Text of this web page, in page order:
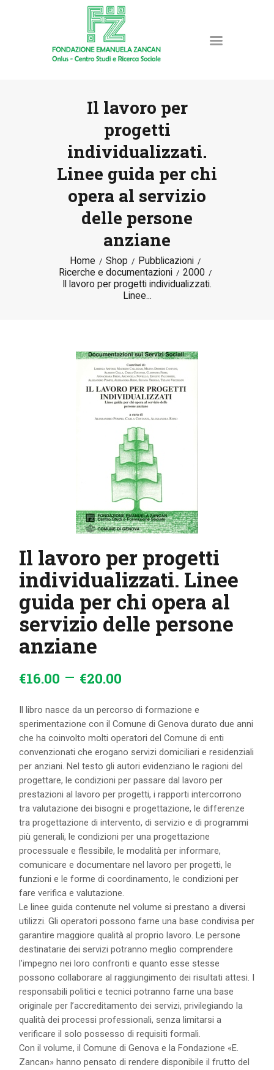
Il lavoro per
progetti
individualizzati.
Linee guida per chi
opera al servizio
delle persone
anziane
Home Shop
Pubblicazioni
Ricerche e documentazioni
2000
Il lavoro per progetti individualizzati.
Linee...
LA FONDAZIONE
ATTIVITÀ E PROGETTI
PUBBLICAZIONI
RISORSE
DONA ORA
CONTATTI
IL MIO ACCOUNT
Il lavoro per progetti
individualizzati. Linee
guida per chi opera al
servizio delle persone
anziane
€16.00 – €20.00
Il libro nasce da un percorso di formazione e
sperimentazione con il Comune di Genova durato due anni
che ha coinvolto molti operatori del Comune di enti
convenzionati che erogano servizi domiciliari e residenziali
per anziani. Nel testo gli autori evidenziano le ragioni del
progettare, le condizioni per passare dal lavoro per
prestazioni al lavoro per progetti, i rapporti intercorrono
tra valutazione dei bisogni e progettazione, le differenze
tra progettazione di intervento, di servizio e di programmi
più generali, le condizioni per una progettazione
processuale e flessibile, le modalità per informare,
comunicare e documentare nel lavoro per progetti, le
funzioni e le forme di coordinamento, le condizioni per
fare verifica e valutazione.
Le linee guida contenute nel volume si prestano a diversi
utilizzi. Gli operatori possono farne una base condivisa per
garantire maggiore qualità al proprio lavoro. Le persone
destinatarie dei servizi potranno meglio comprendere
l’impegno nei loro confronti e quanto esse stesse
possono collaborare al raggiungimento dei risultati attesi. I
responsabili politici e tecnici potranno farne una base
originale per l’accreditamento dei servizi, privilegiando la
qualità dei processi professionali, senza limitarsi a
verificare il solo possesso di requisiti formali.
Con il volume, il Comune di Genova e la Fondazione «E.
Zancan» hanno pensato di rendere disponibile il frutto del